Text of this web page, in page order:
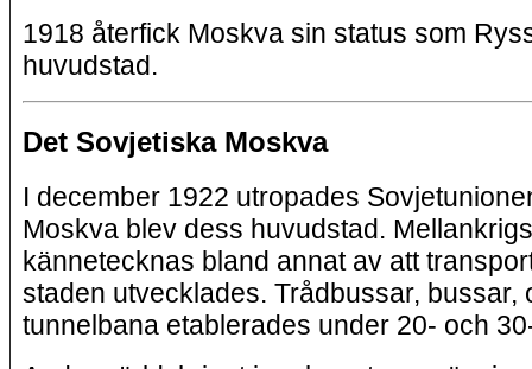
1918 återfick Moskva sin status som
huvudstad.
Det Sovjetiska Moskva
I december 1922 utropades
Moskva blev dess huvudstad.
kännetecknas bland annat av att
staden utvecklades. Trådbussar, bussar,
tunnelbana etablerades under 20- och